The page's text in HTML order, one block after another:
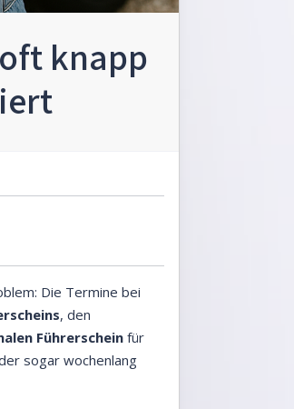
knapp
Die Termine bei
, den
Führerschein für
sogar wochenlang